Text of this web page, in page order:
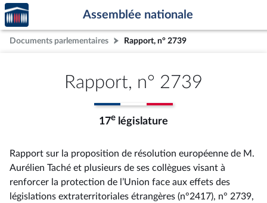
Aller au contenu
Aller en bas de la page
Accèder
à la
page
d'accueil
Assemblée nationale
Documents parlementaires Rapport, n° 2739
Rapport, n° 2739
17e législature
Rapport sur la proposition de résolution européenne de M.
Aurélien Taché et plusieurs de ses collègues visant à
renforcer la protection de l’Union face aux effets des
législations extraterritoriales étrangères (n°2417), n° 2739,